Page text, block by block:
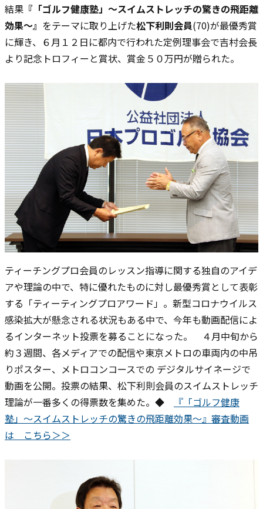
結果 『「ゴルフ健康塾」〜スイムストレッチの驚きの飛距離
効果〜』 をテーマに取り上げた松下利則会員(70)が最優秀賞
に輝き、６月１２日に都内で行われた定例理事会で吉村会長
より記念トロフィーと賞状、賞金５０万円が贈られた。
ティーチングプロ会員のレッスン指導に関する独自のアイデ
アや理論の中で、特に優れたものに対し最優秀賞として表彰
する「ティーティングプロアワード」。新型コロナウイルス
感染拡大が懸念される状況もある中で、今年も動画配信によ
るインターネット投票を募ることになった。 ４月中旬から
約３週間、各メディアでの配信や東京メトロの車両内の中吊
りポスター、メトロコンコースでの デジタルサイネージで
動画を公開。投票の結果、松下利則会員のスイムストレッチ
理論が一番多くの得票数を集めた。◆
『「ゴルフ健康
塾」〜スイムストレッチの驚きの飛距離効果〜』審査動画
は こちら＞＞